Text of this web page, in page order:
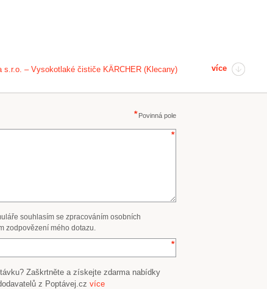
s.r.o. – Vysokotlaké čističe KÄRCHER (Klecany) více
Povinná pole
souhlasím se zpracováním osobních
zodpovězení mého dotazu.
Zaškrtněte a získejte zdarma nabídky
z Poptávej.cz více